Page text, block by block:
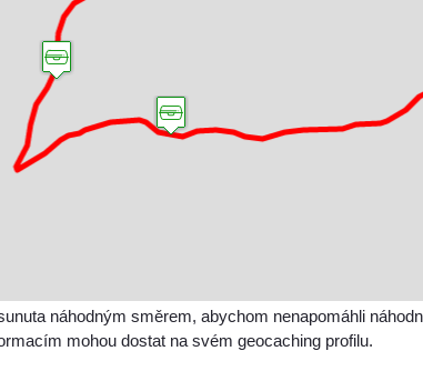
náhodným směrem, abychom nenapomáhli
mohou dostat na svém geocaching profilu.